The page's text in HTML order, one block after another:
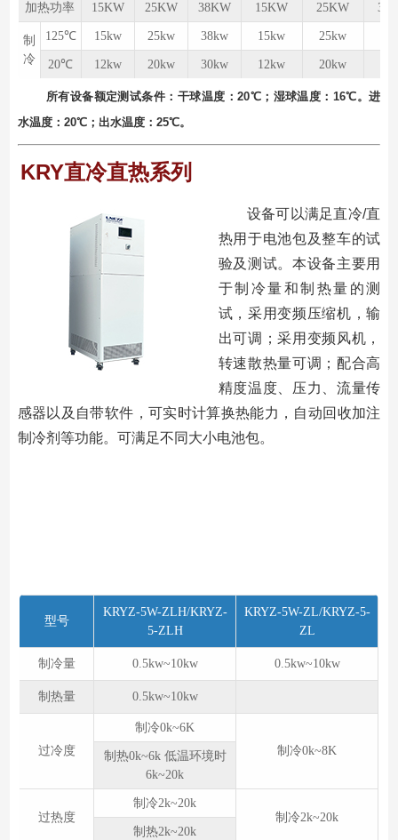
加热功率 15KW 25KW 38KW 15KW 25KW
制
冷
125℃ 15kw 25kw 38kw 15kw 25kw
20℃ 12kw 20kw 30kw 12kw 20kw
所有设备额定测试条件：⼲球温度：20℃；湿球温度：16℃。进
⽔温度：20℃；出⽔温度：25℃。
KRY直冷直热系列
设备可以满足直冷/直
热用于电池包及整⻋的试
验及测试。本设备主要用
于制冷量和制热量的测
试，采用变频压缩机，输
出可调；采⽤变频风机，
转速散热量可调；配合⾼
精度温度、压力、流量传
感器以及自带软件，可实时计算换热能力，自动回收加注
制冷剂等功能。可满⾜不同大小电池包。
型号
KRYZ-5W-ZLH/KRYZ-
5-ZLH
KRYZ-5W-ZL/KRYZ-5-
ZL
制冷量 0.5kw~10kw 0.5kw~10kw
制热量 0.5kw~10kw
过冷度
制冷0k~6K
制冷0k~8K
制热0k~6k 低温环境时
6k~20k
过热度
制冷2k~20k
制冷2k~20k
制热2k~20k